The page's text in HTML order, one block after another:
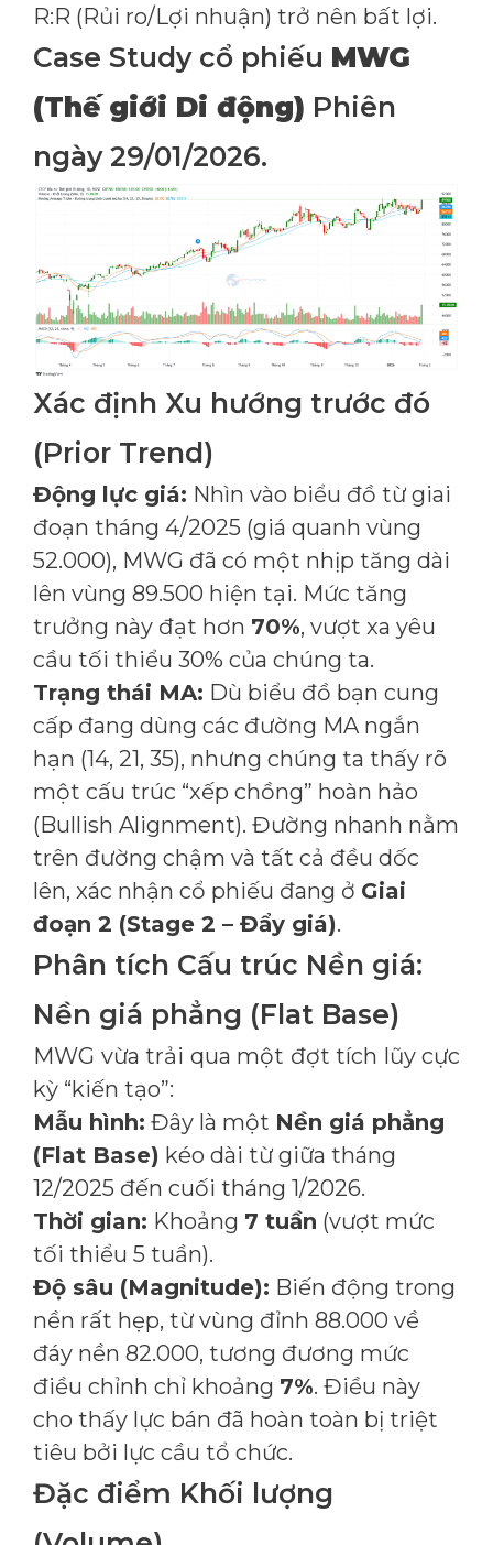
R:R (Rủi ro/Lợi nhuận) trở nên bất lợi.
Case Study cổ phiếu MWG
(Thế giới Di động) Phiên
ngày 29/01/2026.
Xác định Xu hướng trước đó
(Prior Trend)
Động lực giá: Nhìn vào biểu đồ từ giai
đoạn tháng 4/2025 (giá quanh vùng
52.000), MWG đã có một nhịp tăng dài
lên vùng 89.500 hiện tại. Mức tăng
trưởng này đạt hơn 70%, vượt xa yêu
cầu tối thiểu 30% của chúng ta.
Trạng thái MA: Dù biểu đồ bạn cung
cấp đang dùng các đường MA ngắn
hạn (14, 21, 35), nhưng chúng ta thấy rõ
một cấu trúc “xếp chồng” hoàn hảo
(Bullish Alignment). Đường nhanh nằm
trên đường chậm và tất cả đều dốc
lên, xác nhận cổ phiếu đang ở Giai
đoạn 2 (Stage 2 – Đẩy giá).
Phân tích Cấu trúc Nền giá:
Nền giá phẳng (Flat Base)
MWG vừa trải qua một đợt tích lũy cực
kỳ “kiến tạo”:
Mẫu hình: Đây là một Nền giá phẳng
(Flat Base) kéo dài từ giữa tháng
12/2025 đến cuối tháng 1/2026.
Thời gian: Khoảng 7 tuần (vượt mức
tối thiểu 5 tuần).
Độ sâu (Magnitude): Biến động trong
nền rất hẹp, từ vùng đỉnh 88.000 về
đáy nền 82.000, tương đương mức
điều chỉnh chỉ khoảng 7%. Điều này
cho thấy lực bán đã hoàn toàn bị triệt
tiêu bởi lực cầu tổ chức.
Đặc điểm Khối lượng